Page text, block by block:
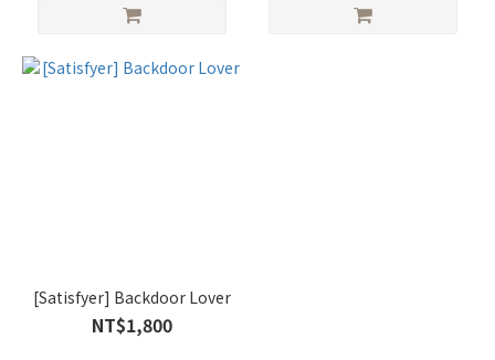
[Satisfyer] Backdoor Lover
NT$1,800